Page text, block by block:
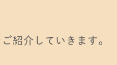
紹介していきます。